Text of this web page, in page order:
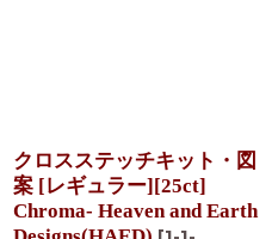
クロスステッチキット・図
案 [レギュラー][25ct]
Chroma- Heaven and Earth